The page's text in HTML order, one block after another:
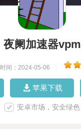
夜阑加速器vpm
时间：2024-05-06
苹果下载
安卓市场，安全绿色